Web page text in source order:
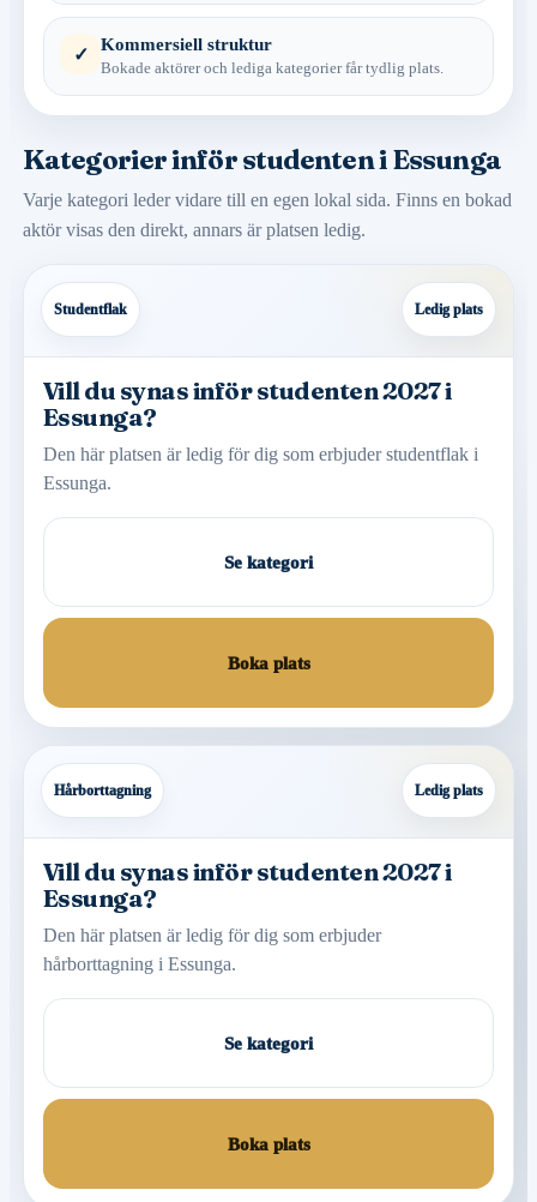
✓ Kommersiell struktur
Bokade aktörer och lediga kategorier får tydlig plats.
Kategorier inför studenten i Essunga
Varje kategori leder vidare till en egen lokal sida. Finns en bokad
aktör visas den direkt, annars är platsen ledig.
Studentflak Ledig plats
Vill du synas inför studenten 2027 i
Essunga?
Den här platsen är ledig för dig som erbjuder studentflak i
Essunga.
Se kategori
Boka plats
Hårborttagning Ledig plats
Vill du synas inför studenten 2027 i
Essunga?
Den här platsen är ledig för dig som erbjuder
hårborttagning i Essunga.
Se kategori
Boka plats